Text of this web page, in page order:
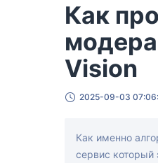
Как
Vision
2025-09-03
Как именно
сервис который